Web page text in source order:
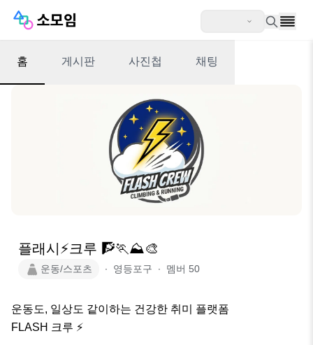
홈 게시판 사진첩 채팅
플래시⚡️크루 🧗🏃⛰️🎨
운동/스포츠 ∙ 영등포구 ∙ 멤버 50
운동도, 일상도 같이하는 건강한 취미 플랫폼
FLASH 크루 ⚡️